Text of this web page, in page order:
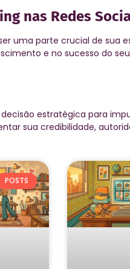
nas Redes
uma parte crucial de sua
e no sucesso do
estratégica para
sua credibilidade,
POSTS